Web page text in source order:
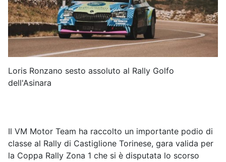
Loris Ronzano sesto assoluto al Rally Golfo
dell'Asinara
Il VM Motor Team ha raccolto un importante podio di
classe al Rally di Castiglione Torinese, gara valida per
la Coppa Rally Zona 1 che si è disputata lo scorso